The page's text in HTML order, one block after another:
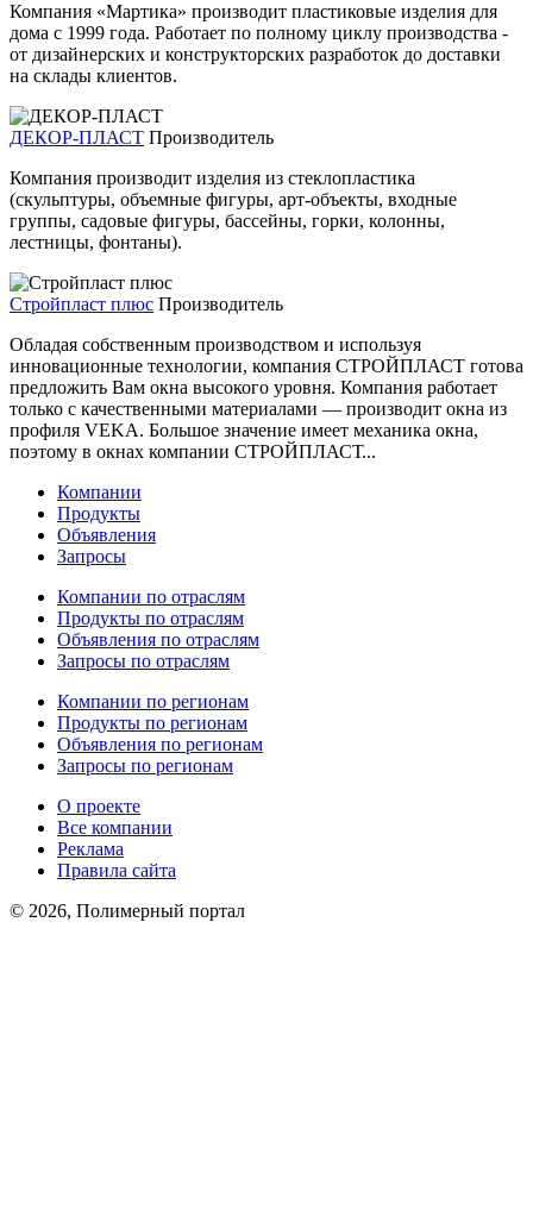
Компания «Мартика» производит пластиковые изделия для
дома с 1999 года. Работает по полному циклу производства -
от дизайнерских и конструкторских разработок до доставки
на склады клиентов.
ДЕКОР-ПЛАСТ Производитель
Компания производит изделия из стеклопластика
(скульптуры, объемные фигуры, арт-объекты, входные
группы, садовые фигуры, бассейны, горки, колонны,
лестницы, фонтаны).
Стройпласт плюс Производитель
Обладая собственным производством и используя
инновационные технологии, компания СТРОЙПЛАСТ готова
предложить Вам окна высокого уровня. Компания работает
только с качественными материалами — производит окна из
профиля VEKA. Большое значение имеет механика окна,
поэтому в окнах компании СТРОЙПЛАСТ...
Компании
Продукты
Объявления
Запросы
Компании по отраслям
Продукты по отраслям
Объявления по отраслям
Запросы по отраслям
Компании по регионам
Продукты по регионам
Объявления по регионам
Запросы по регионам
О проекте
Все компании
Реклама
Правила сайта
© 2026, Полимерный портал